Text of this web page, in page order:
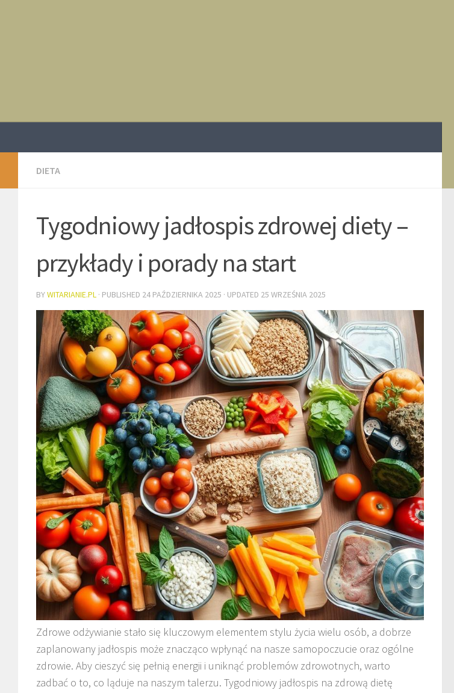
DIETA
Tygodniowy jadłospis zdrowej diety –
przykłady i porady na start
BYWITARIANIE.PL · PUBLISHED 24 PAŹDZIERNIKA 2025 · UPDATED 25 WRZEŚNIA 2025
Zdrowe odżywianie stało się kluczowym elementem stylu życia wielu osób, a dobrze
zaplanowany jadłospis może znacząco wpłynąć na nasze samopoczucie oraz ogólne
zdrowie. Aby cieszyć się pełnią energii i uniknąć problemów zdrowotnych, warto
zadbać o to, co ląduje na naszym talerzu. Tygodniowy jadłospis na zdrową dietę